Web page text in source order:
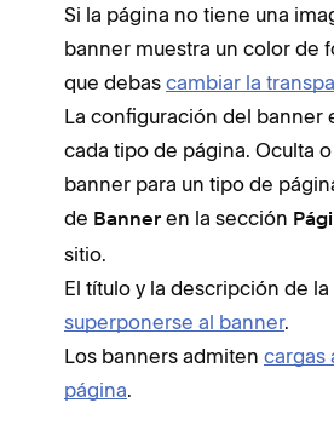
Si la página no tiene una
banner muestra un color de
que debas cambiar la
La configuración del banner
cada tipo de página. Oculta
banner para un tipo de
de Banner en la sección
sitio.
El título y la descripción de
superponerse al banner.
Los banners admiten cargas
página.